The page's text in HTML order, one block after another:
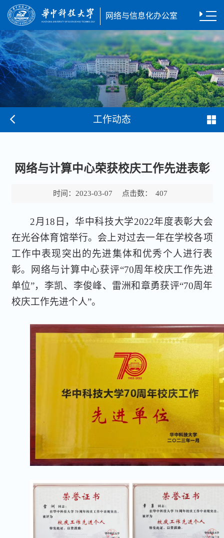
网络与信息化办公室
工作动态
网络与计算中心荣获校庆工作先进表彰
时间： 2023-03-07 点击数： 407
2月18日，华中科技大学2022年度表彰大会
在光谷体育馆举行。会上对过去一年在学校各项
工作中表现突出的先进集体和优秀个人进行表
彰。网络与计算中心获评“70周年校庆工作先进
单位”，李凯、李俊峰、雷洲和章勇获评“70周年
校庆工作先进个人”。